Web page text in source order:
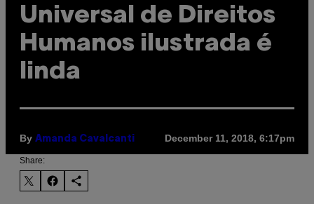
Universal de Direitos
Humanos ilustrada é
linda
By Amanda Cavalcanti December 11, 2018, 6:17pm
Share: